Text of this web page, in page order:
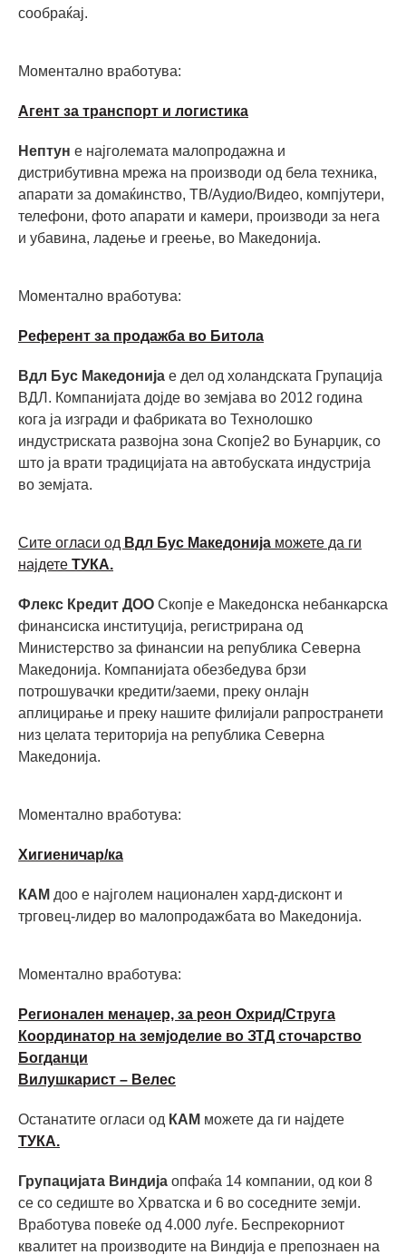
сообраќај.
Моментално вработува:
Агент за транспорт и логистика
Нептун е најголемата малопродажна и
дистрибутивна мрежа на производи од бела техника,
апарати за домаќинство, ТВ/Аудио/Видео, компјутери,
телефони, фото апарати и камери, производи за нега
и убавина, ладење и греење, во Македонијa.
Моментално вработува:
Референт за продажба во Битола
Вдл Бус Македонија е дел од холандската Групација
ВДЛ. Компанијата дојде во земјава во 2012 година
кога ја изгради и фабриката во Технолошко
индустриската развојна зона Скопје2 во Бунарџик, со
што ја врати традицијата на автобуската индустрија
во земјата.
Сите огласи од Вдл Бус Македонија можете да ги
најдете ТУКА.
Флекс Кредит ДОО Скопје е Македонска небанкарска
финансиска институција, регистрирана од
Министерство за финансии на република Северна
Македонија. Компанијата обезбедува брзи
потрошувачки кредити/заеми, преку онлајн
аплицирање и преку нашите филијали рапространети
низ целата територија на република Северна
Македонија.
Моментално вработува:
Хигиеничар/ка
КАМ доо е најголем национален хард-дисконт и
трговец-лидер во малопродажбата во Македонија.
Моментално вработува:
Регионален менаџер, за реон Охрид/Струга
Координатор на земјоделие во ЗТД сточарство
Богданци
Вилушкарист – Велес
Останатите огласи од КАМ можете да ги најдете
ТУКА.
Групацијата Виндија опфаќа 14 компании, од кои 8
се со седиште во Хрватска и 6 во соседните земји.
Вработува повеќе од 4.000 луѓе. Беспрекорниот
квалитет на производите на Виндија е препознаен на